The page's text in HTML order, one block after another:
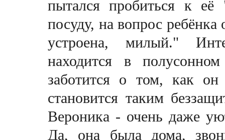
пытался пробиться к
посуду, на вопрос ребёнка
устроена, милый."
находится в
заботится о том, как
становится таким
Вероника - очень даже
Да, она была дома,